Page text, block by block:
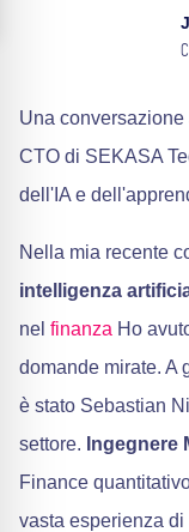
Una
CTO di SEKASA
dell'IA e
Nella mia recente
intelligenza
nel finanza Ho
domande mirate. A
è stato Sebastian
settore. Ingegnere
Finance
vasta esperienza